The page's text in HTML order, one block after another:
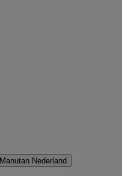
Manutan Nederland